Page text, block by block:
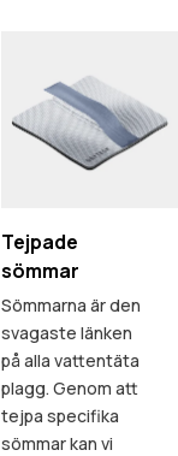
Tejpade
sömmar
Sömmarna är den
svagaste länken
på alla vattentäta
plagg. Genom att
tejpa specifika
sömmar kan vi